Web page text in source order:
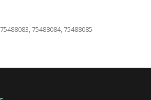
75488083, 75488084, 75488085